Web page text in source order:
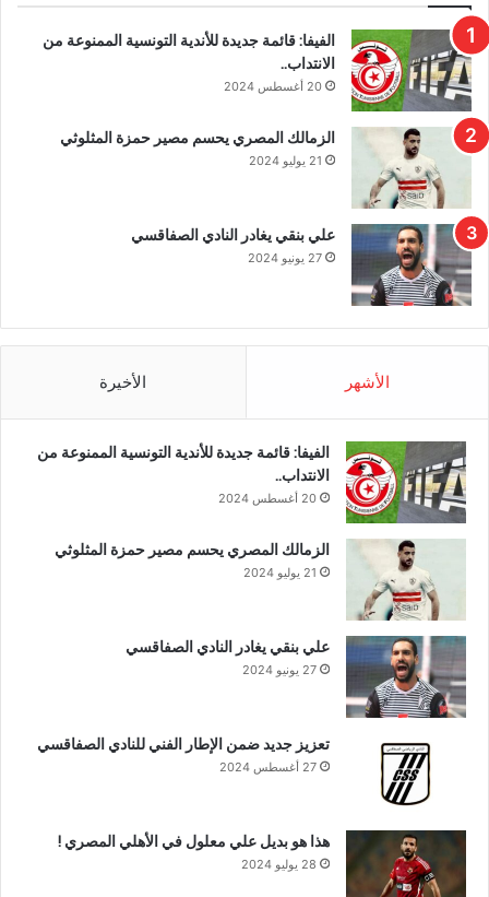
الفيفا: قائمة جديدة للأندية التونسية الممنوعة من
الانتداب..
20 أغسطس 2024
الزمالك المصري يحسم مصير حمزة المثلوثي
21 يوليو 2024
علي بنقي يغادر النادي الصفاقسي
27 يونيو 2024
الأشهر الأخيرة
الفيفا: قائمة جديدة للأندية التونسية الممنوعة من
الانتداب..
20 أغسطس 2024
الزمالك المصري يحسم مصير حمزة المثلوثي
21 يوليو 2024
علي بنقي يغادر النادي الصفاقسي
27 يونيو 2024
تعزيز جديد ضمن الإطار الفني للنادي الصفاقسي
27 أغسطس 2024
هذا هو بديل علي معلول في الأهلي المصري !
28 يوليو 2024